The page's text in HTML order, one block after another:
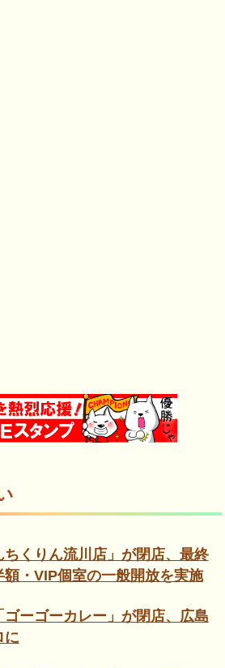
くりん流川店」が閉店、最終
額・VIP個室の一般開放を実施
ゴーゴーカレー」が閉店、広島
に